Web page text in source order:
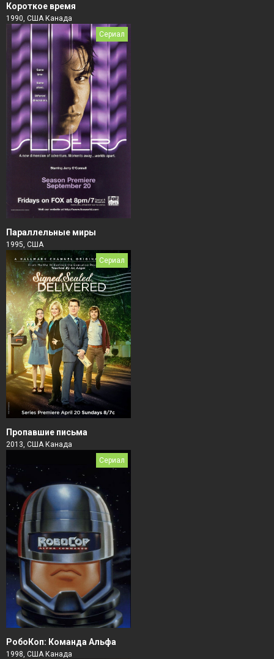
Короткое время
1990, США Канада
Сериал
Параллельные миры
1995, США
Сериал
Пропавшие письма
2013, США Канада
Сериал
РобоКоп: Команда Альфа
1998, США Канада